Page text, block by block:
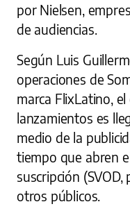
por Nielsen,
de audiencias.
Según Luis
operaciones de
marca FlixLatino,
lanzamientos es
medio de la
tiempo que abren
suscripción
otros públicos.